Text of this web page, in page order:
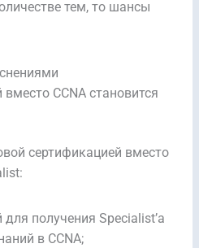
тем, то шансы
CCNA становится
сертификацией вместо
получения Specialist’а
в CCNA;